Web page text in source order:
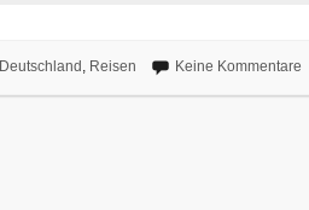
Deutschland , Reisen Keine Kommentare